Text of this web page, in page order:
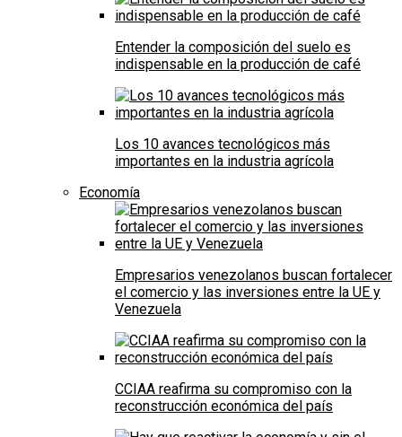
Entender la composición del suelo es
indispensable en la producción de café
Los 10 avances tecnológicos más
importantes en la industria agrícola
Economía
Empresarios venezolanos buscan fortalecer
el comercio y las inversiones entre la UE y
Venezuela
CCIAA reafirma su compromiso con la
reconstrucción económica del país